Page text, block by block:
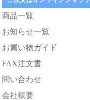
商品一覧
お知らせ一覧
お買い物ガイド
FAX注文書
問い合わせ
会社概要